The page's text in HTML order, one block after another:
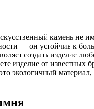
камень не
— он устойчив к
создать изделие
изделие от известных
экологичный